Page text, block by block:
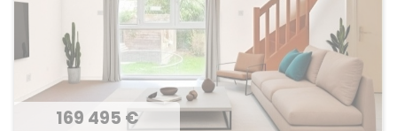
169 495 €